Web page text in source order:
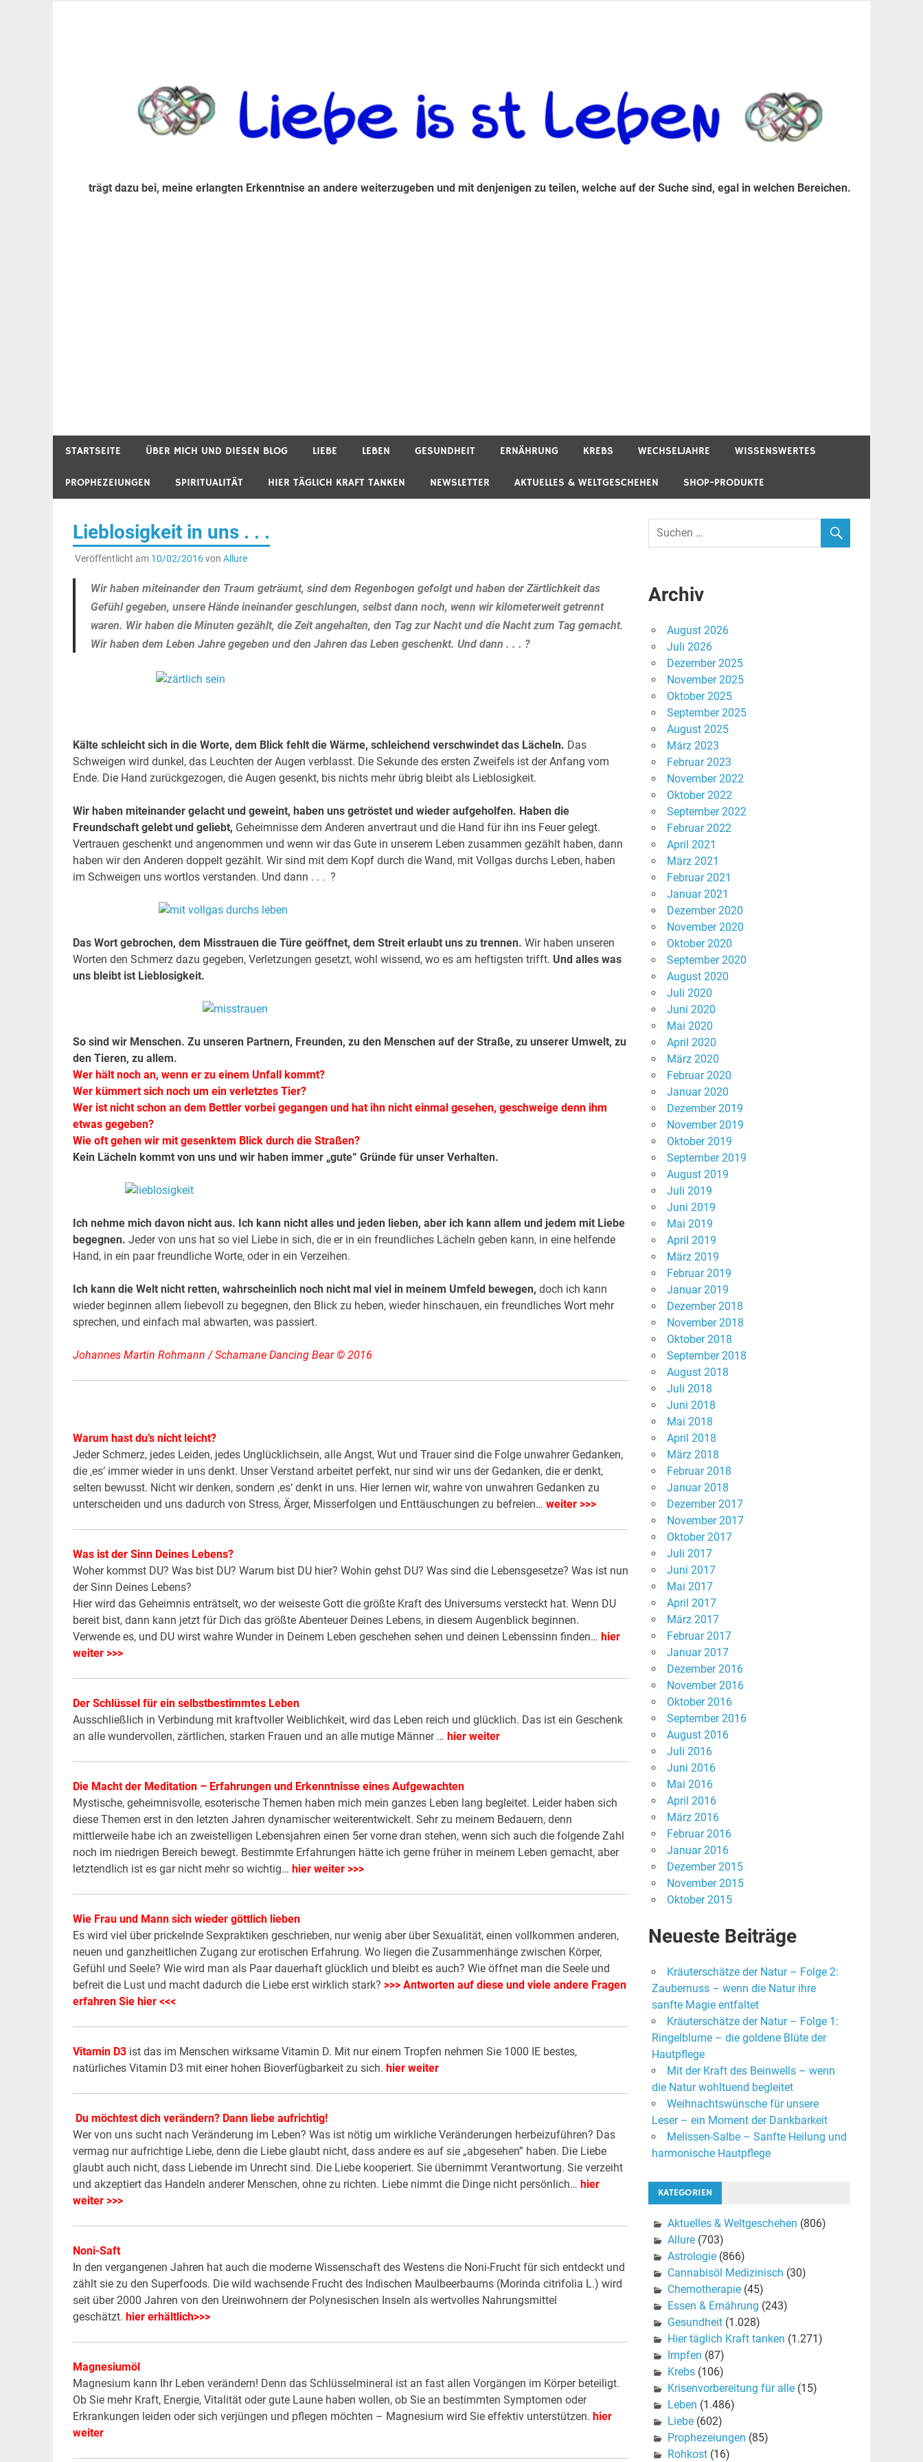
trägt dazu bei, meine erlangten Erkenntnise an andere weiterzugeben und mit denjenigen zu teilen, welche auf der Suche sind, egal in welchen Bereichen.
STARTSEITE ÜBER MICH UND DIESEN BLOG LIEBE LEBEN GESUNDHEIT ERNÄHRUNG KREBS WECHSELJAHRE WISSENSWERTES
PROPHEZEIUNGEN SPIRITUALITÄT HIER TÄGLICH KRAFT TANKEN NEWSLETTER AKTUELLES & WELTGESCHEHEN SHOP-PRODUKTE
Lieblosigkeit in uns . . .
Veröffentlicht am 10/02/2016von Allure
Wir haben miteinander den Traum geträumt, sind dem Regenbogen gefolgt und haben der Zärtlichkeit das
Gefühl gegeben, unsere Hände ineinander geschlungen, selbst dann noch, wenn wir kilometerweit getrennt
waren. Wir haben die Minuten gezählt, die Zeit angehalten, den Tag zur Nacht und die Nacht zum Tag gemacht.
Wir haben dem Leben Jahre gegeben und den Jahren das Leben geschenkt. Und dann . . . ?
Kälte schleicht sich in die Worte, dem Blick fehlt die Wärme, schleichend verschwindet das Lächeln. Das
Schweigen wird dunkel, das Leuchten der Augen verblasst. Die Sekunde des ersten Zweifels ist der Anfang vom
Ende. Die Hand zurückgezogen, die Augen gesenkt, bis nichts mehr übrig bleibt als Lieblosigkeit.
Wir haben miteinander gelacht und geweint, haben uns getröstet und wieder aufgeholfen. Haben die
Freundschaft gelebt und geliebt, Geheimnisse dem Anderen anvertraut und die Hand für ihn ins Feuer gelegt.
Vertrauen geschenkt und angenommen und wenn wir das Gute in unserem Leben zusammen gezählt haben, dann
haben wir den Anderen doppelt gezählt. Wir sind mit dem Kopf durch die Wand, mit Vollgas durchs Leben, haben
im Schweigen uns wortlos verstanden. Und dann . . . ?
Das Wort gebrochen, dem Misstrauen die Türe geöffnet, dem Streit erlaubt uns zu trennen. Wir haben unseren
Worten den Schmerz dazu gegeben, Verletzungen gesetzt, wohl wissend, wo es am heftigsten trifft. Und alles was
uns bleibt ist Lieblosigkeit.
So sind wir Menschen. Zu unseren Partnern, Freunden, zu den Menschen auf der Straße, zu unserer Umwelt, zu
den Tieren, zu allem.
Wer hält noch an, wenn er zu einem Unfall kommt?
Wer kümmert sich noch um ein verletztes Tier?
Wer ist nicht schon an dem Bettler vorbei gegangen und hat ihn nicht einmal gesehen, geschweige denn ihm
etwas gegeben?
Wie oft gehen wir mit gesenktem Blick durch die Straßen?
Kein Lächeln kommt von uns und wir haben immer „gute“ Gründe für unser Verhalten.
Ich nehme mich davon nicht aus. Ich kann nicht alles und jeden lieben, aber ich kann allem und jedem mit Liebe
begegnen. Jeder von uns hat so viel Liebe in sich, die er in ein freundliches Lächeln geben kann, in eine helfende
Hand, in ein paar freundliche Worte, oder in ein Verzeihen.
Ich kann die Welt nicht retten, wahrscheinlich noch nicht mal viel in meinem Umfeld bewegen, doch ich kann
wieder beginnen allem liebevoll zu begegnen, den Blick zu heben, wieder hinschauen, ein freundliches Wort mehr
sprechen, und einfach mal abwarten, was passiert.
Johannes Martin Rohmann / Schamane Dancing Bear © 2016
Warum hast du’s nicht leicht?
Jeder Schmerz, jedes Leiden, jedes Unglücklichsein, alle Angst, Wut und Trauer sind die Folge unwahrer Gedanken,
die ‚es‘ immer wieder in uns denkt. Unser Verstand arbeitet perfekt, nur sind wir uns der Gedanken, die er denkt,
selten bewusst. Nicht wir denken, sondern ‚es‘ denkt in uns. Hier lernen wir, wahre von unwahren Gedanken zu
unterscheiden und uns dadurch von Stress, Ärger, Misserfolgen und Enttäuschungen zu befreien… weiter >>>
Was ist der Sinn Deines Lebens?
Woher kommst DU? Was bist DU? Warum bist DU hier? Wohin gehst DU? Was sind die Lebensgesetze? Was ist nun
der Sinn Deines Lebens?
Hier wird das Geheimnis enträtselt, wo der weiseste Gott die größte Kraft des Universums versteckt hat. Wenn DU
bereit bist, dann kann jetzt für Dich das größte Abenteuer Deines Lebens, in diesem Augenblick beginnen.
Verwende es, und DU wirst wahre Wunder in Deinem Leben geschehen sehen und deinen Lebenssinn finden… hier
weiter >>>
Der Schlüssel für ein selbstbestimmtes Leben
Ausschließlich in Verbindung mit kraftvoller Weiblichkeit, wird das Leben reich und glücklich. Das ist ein Geschenk
an alle wundervollen, zärtlichen, starken Frauen und an alle mutige Männer … hier weiter
Die Macht der Meditation – Erfahrungen und Erkenntnisse eines Aufgewachten
Mystische, geheimnisvolle, esoterische Themen haben mich mein ganzes Leben lang begleitet. Leider haben sich
diese Themen erst in den letzten Jahren dynamischer weiterentwickelt. Sehr zu meinem Bedauern, denn
mittlerweile habe ich an zweistelligen Lebensjahren einen 5er vorne dran stehen, wenn sich auch die folgende Zahl
noch im niedrigen Bereich bewegt. Bestimmte Erfahrungen hätte ich gerne früher in meinem Leben gemacht, aber
letztendlich ist es gar nicht mehr so wichtig… hier weiter >>>
Wie Frau und Mann sich wieder göttlich lieben
Es wird viel über prickelnde Sexpraktiken geschrieben, nur wenig aber über Sexualität, einen vollkommen anderen,
neuen und ganzheitlichen Zugang zur erotischen Erfahrung. Wo liegen die Zusammenhänge zwischen Körper,
Gefühl und Seele? Wie wird man als Paar dauerhaft glücklich und bleibt es auch? Wie öffnet man die Seele und
befreit die Lust und macht dadurch die Liebe erst wirklich stark? >>> Antworten auf diese und viele andere Fragen
erfahren Sie hier <<<
Vitamin D3ist das im Menschen wirksame Vitamin D. Mit nur einem Tropfen nehmen Sie 1000 IE bestes,
natürliches Vitamin D3 mit einer hohen Bioverfügbarkeit zu sich. hier weiter
Du möchtest dich verändern? Dann liebe aufrichtig!
Wer von uns sucht nach Veränderung im Leben? Was ist nötig um wirkliche Veränderungen herbeizuführen? Das
vermag nur aufrichtige Liebe, denn die Liebe glaubt nicht, dass andere es auf sie „abgesehen” haben. Die Liebe
glaubt auch nicht, dass Liebende im Unrecht sind. Die Liebe kooperiert. Sie übernimmt Verantwortung. Sie verzeiht
und akzeptiert das Handeln anderer Menschen, ohne zu richten. Liebe nimmt die Dinge nicht persönlich… hier
weiter >>>
Noni-Saft
In den vergangenen Jahren hat auch die moderne Wissenschaft des Westens die Noni-Frucht für sich entdeckt und
zählt sie zu den Superfoods. Die wild wachsende Frucht des Indischen Maulbeerbaums (Morinda citrifolia L.) wird
seit über 2000 Jahren von den Ureinwohnern der Polynesischen Inseln als wertvolles Nahrungsmittel
geschätzt. hier erhältlich>>>
Magnesiumöl
Magnesium kann Ihr Leben verändern! Denn das Schlüsselmineral ist an fast allen Vorgängen im Körper beteiligt.
Ob Sie mehr Kraft, Energie, Vitalität oder gute Laune haben wollen, ob Sie an bestimmten Symptomen oder
Erkrankungen leiden oder sich verjüngen und pflegen möchten – Magnesium wird Sie effektiv unterstützen. hier
weiter
Archiv
August 2026
Juli 2026
Dezember 2025
November 2025
Oktober 2025
September 2025
August 2025
März 2023
Februar 2023
November 2022
Oktober 2022
September 2022
Februar 2022
April 2021
März 2021
Februar 2021
Januar 2021
Dezember 2020
November 2020
Oktober 2020
September 2020
August 2020
Juli 2020
Juni 2020
Mai 2020
April 2020
März 2020
Februar 2020
Januar 2020
Dezember 2019
November 2019
Oktober 2019
September 2019
August 2019
Juli 2019
Juni 2019
Mai 2019
April 2019
März 2019
Februar 2019
Januar 2019
Dezember 2018
November 2018
Oktober 2018
September 2018
August 2018
Juli 2018
Juni 2018
Mai 2018
April 2018
März 2018
Februar 2018
Januar 2018
Dezember 2017
November 2017
Oktober 2017
Juli 2017
Juni 2017
Mai 2017
April 2017
März 2017
Februar 2017
Januar 2017
Dezember 2016
November 2016
Oktober 2016
September 2016
August 2016
Juli 2016
Juni 2016
Mai 2016
April 2016
März 2016
Februar 2016
Januar 2016
Dezember 2015
November 2015
Oktober 2015
Neueste Beiträge
Kräuterschätze der Natur – Folge 2:
Zaubernuss – wenn die Natur ihre
sanfte Magie entfaltet
Kräuterschätze der Natur – Folge 1:
Ringelblume – die goldene Blüte der
Hautpflege
Mit der Kraft des Beinwells – wenn
die Natur wohltuend begleitet
Weihnachtswünsche für unsere
Leser – ein Moment der Dankbarkeit
Melissen-Salbe – Sanfte Heilung und
harmonische Hautpflege
KATEGORIEN
Aktuelles & Weltgeschehen (806)
Allure(703)
Astrologie(866)
Cannabisöl Medizinisch (30)
Chemotherapie(45)
Essen & Ernährung (243)
Gesundheit(1.028)
Hier täglich Kraft tanken (1.271)
Impfen (87)
Krebs(106)
Krisenvorbereitung für alle(15)
Leben (1.486)
Liebe(602)
Prophezeiungen (85)
Rohkost(16)